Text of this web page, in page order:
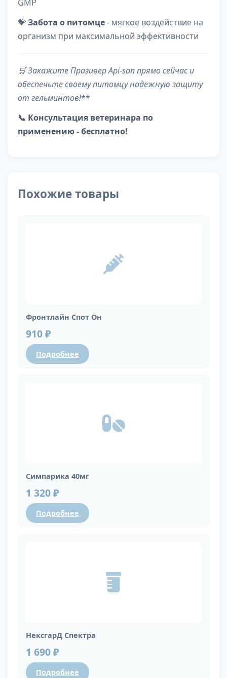
GMP
💝Забота о питомце- мягкое воздействие на
организм при максимальной эффективности
🛒Закажите Празивер Api-san прямо сейчас и
обеспечьте своему питомцу надежную защиту
от гельминтов!**
📞 Консультация ветеринара по
применению - бесплатно!
Похожие товары
Фронтлайн Спот Он
910 ₽
Подробнее
Симпарика 40мг
1 320 ₽
Подробнее
НексгарД Спектра
1 690 ₽
Подробнее